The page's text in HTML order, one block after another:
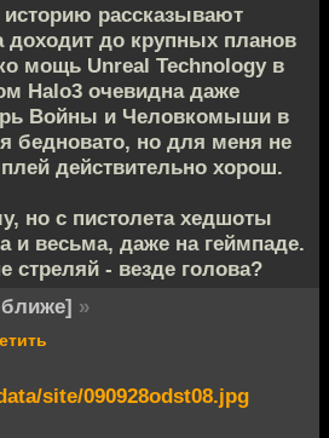
рассказывают
доходит до крупных планов
мощь Unreal Technology в
Halo3 очевидна даже
Войны и Человкомыши в
бедновато, но для меня не
действительно хорош.
но с пистолета хедшоты
и весьма, даже на геймпаде.
стреляй - везде голова?
»
site/090928odst08.jpg